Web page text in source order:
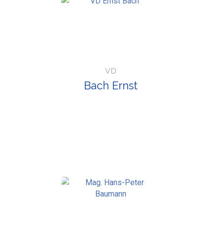
VD
Bach Ernst